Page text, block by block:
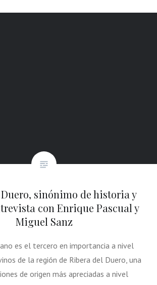
sinónimo de historia y
con Enrique Pascual y
Miguel Sanz
es el tercero en importancia a nivel
de la región de Ribera del Duero, una
de origen más apreciadas a nivel